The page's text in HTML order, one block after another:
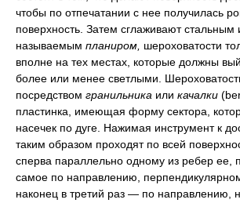
чтобы по отпечатании с нее получилась
поверхность. Затем сглаживают стальным
называемым планиром, шероховатости
вполне на тех местах, которые должны
более или менее светлыми.
посредством гранильника или качалки
пластинка, имеющая форму сектора,
насечек по дуге. Нажимая инструмент к
таким образом проходят по всей
сперва параллельно одному из ребер ее,
самое по направлению,
наконец в третий раз — по направлению,